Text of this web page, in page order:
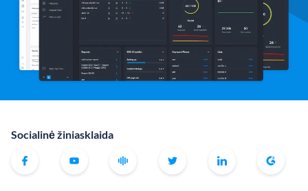
Socialinė žiniasklaida